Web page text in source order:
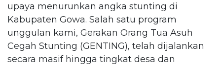
upaya menurunkan angka stunting di
Kabupaten Gowa. Salah satu program
unggulan kami, Gerakan Orang Tua Asuh
Cegah Stunting (GENTING), telah dijalankan
secara masif hingga tingkat desa dan